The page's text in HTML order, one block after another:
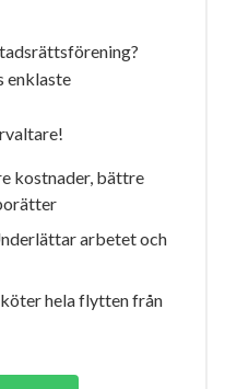
enklaste
kostnader, bättre
arbetet och
hela flytten från